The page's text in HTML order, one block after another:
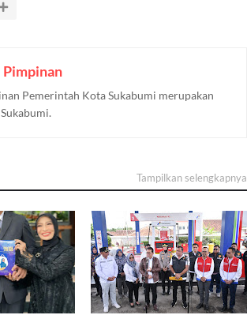
Pemerintah Kota Sukabumi merupakan
Tampilkan selengkapnya